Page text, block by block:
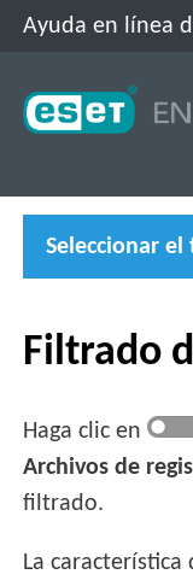
Ayuda en línea
Seleccionar el
Filtrado
Haga clic en
Archivos de
filtrado.
La